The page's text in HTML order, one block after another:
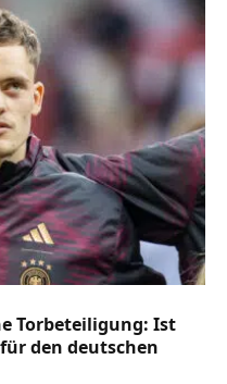
Torbeteiligung: Ist
den deutschen